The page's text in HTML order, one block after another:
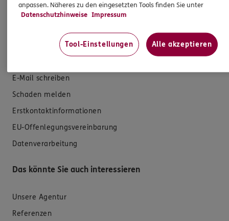
Versicherungen für den privaten Bedarf
Hilfe & Services
E-Mail schreiben
Schaden melden
Erstkontaktinformationen
EU-Offenlegungsvereinbarung
Datenverarbeitung
Das könnte Sie auch interessieren
Unsere Agentur
Referenzen
anpassen. Näheres zu den eingesetzten Tools finden Sie unter
Datenschutzhinweise Impressum
Tool-Einstellungen Alle akzeptieren